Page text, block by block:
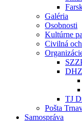
Galéria
Osobnosti
Kultúrne
Civilná
TJ
Pošta
Samospráva